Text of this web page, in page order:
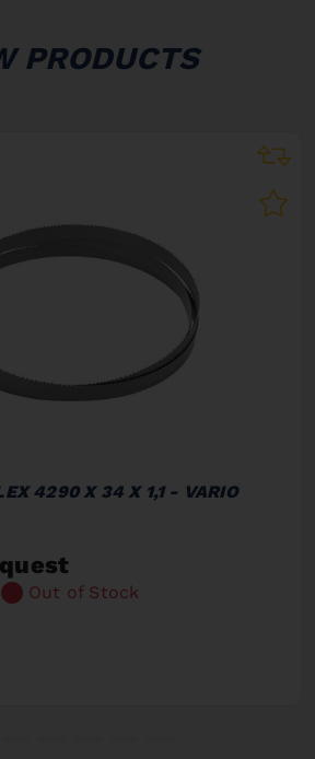
PRODUCTS
4290 X 34 X 1,1 - VARIO
Out of Stock